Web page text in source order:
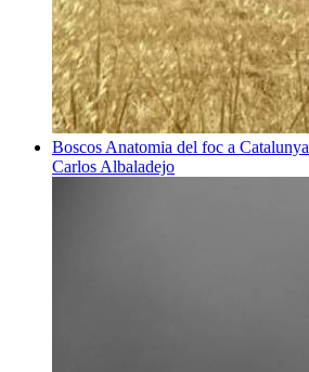
Boscos Anatomia del foc a Catalunya
Carlos Albaladejo